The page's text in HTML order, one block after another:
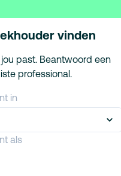
vinden
past. Beantwoord een
professional.
in
als